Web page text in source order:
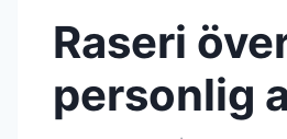
Raseri
personlig